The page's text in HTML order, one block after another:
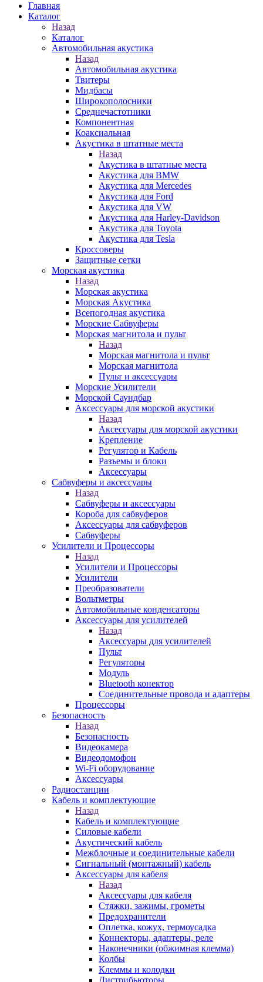
Главная
Каталог
Назад
Каталог
Автомобильная акустика
Назад
Автомобильная акустика
Твитеры
Мидбасы
Широкополосники
Среднечастотники
Компонентная
Коаксиальная
Акустика в штатные места
Назад
Акустика в штатные места
Акустика для BMW
Акустика для Mercedes
Акустика для Ford
Акустика для VW
Акустика для Harley-Davidson
Акустика для Toyota
Акустика для Tesla
Кроссоверы
Защитные сетки
Морская акустика
Назад
Морская акустика
Морская Акустика
Всепогодная акустика
Морские Сабвуферы
Морская магнитола и пульт
Назад
Морская магнитола и пульт
Морская магнитола
Пульт и аксессуары
Морские Усилители
Морской Cаундбар
Аксессуары для морской акустики
Назад
Аксессуары для морской акустики
Крепление
Регулятор и Кабель
Разъемы и блоки
Аксессуары
Сабвуферы и аксессуары
Назад
Сабвуферы и аксессуары
Короба для сабвуферов
Аксессуары для сабвуферов
Сабвуферы
Усилители и Процессоры
Назад
Усилители и Процессоры
Усилители
Преобразователи
Вольтметры
Автомобильные конденсаторы
Аксессуары для усилителей
Назад
Аксессуары для усилителей
Пульт
Регуляторы
Модуль
Bluetooth конектор
Соединительные провода и адаптеры
Процессоры
Безопасность
Назад
Безопасность
Видеокамера
Видеодомофон
Wi-Fi оборудование
Аксессуары
Радиостанции
Кабель и комплектующие
Назад
Кабель и комплектующие
Силовые кабели
Акустический кабель
Межблочные и соединительные кабели
Сигнальный (монтажный) кабель
Аксессуары для кабеля
Назад
Аксессуары для кабеля
Стяжки, зажимы, грометы
Предохранители
Оплетка, кожух, термоусадка
Коннекторы, адаптеры, реле
Наконечники (обжимная клемма)
Колбы
Клеммы и колодки
Дистрибьюторы